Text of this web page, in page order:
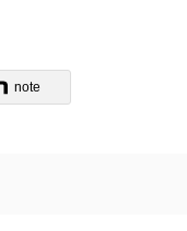
note